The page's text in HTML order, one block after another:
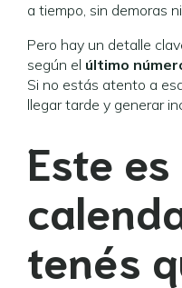
a tiempo, sin demoras
Pero hay un detalle
según el último
Si no estás atento a
llegar tarde y generar
Este es
tenés